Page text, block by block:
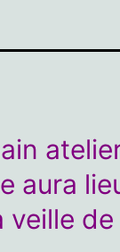
aura
veille